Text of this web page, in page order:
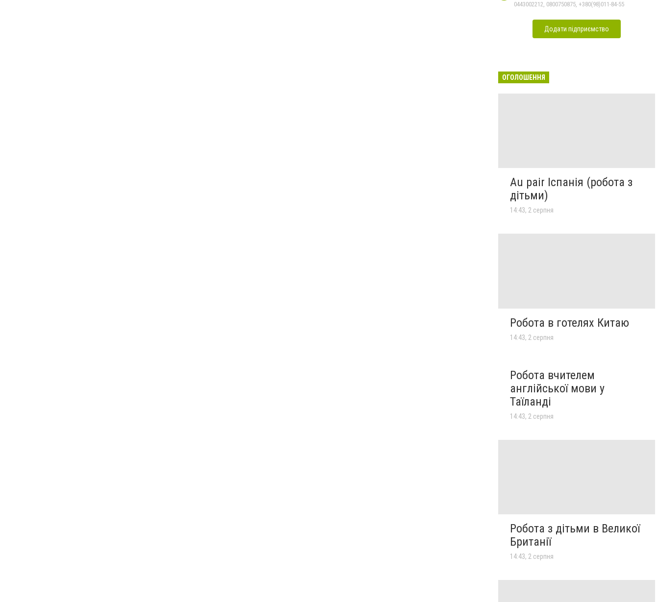
0443002212, 0800750875, +380(98)011-84-55
Додати підприємство
ОГОЛОШЕННЯ
Au pair Іспанія (робота з
дітьми)
14:43, 2 серпня
Робота в готелях Китаю
14:43, 2 серпня
Робота вчителем
англійської мови у
Таїланді
14:43, 2 серпня
Робота з дітьми в Великої
Британії
14:43, 2 серпня